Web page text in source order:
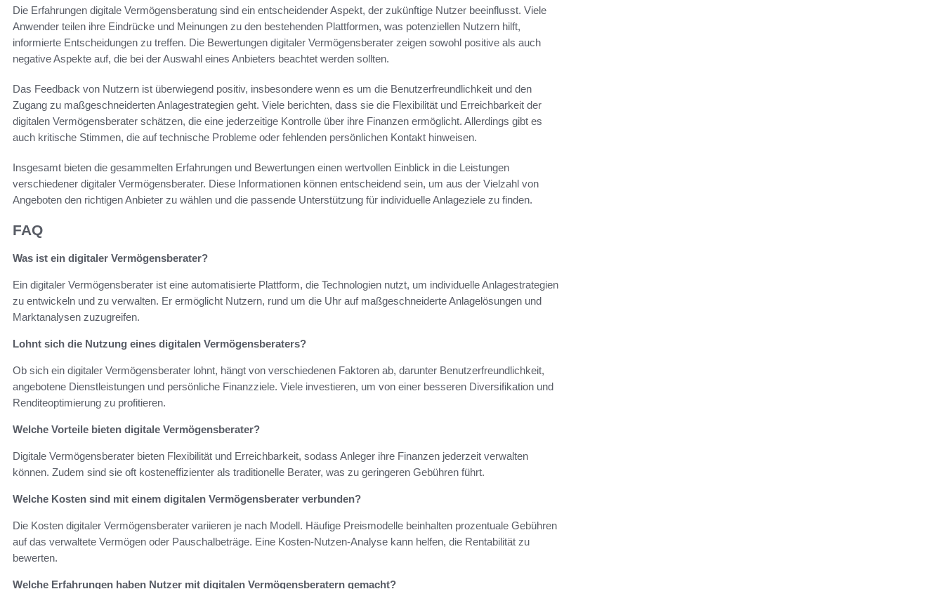
Die Erfahrungen digitale Vermögensberatung sind ein entscheidender Aspekt, der zukünftige Nutzer beeinflusst. Viele
Anwender teilen ihre Eindrücke und Meinungen zu den bestehenden Plattformen, was potenziellen Nutzern hilft,
informierte Entscheidungen zu treffen. Die Bewertungen digitaler Vermögensberater zeigen sowohl positive als auch
negative Aspekte auf, die bei der Auswahl eines Anbieters beachtet werden sollten.
Das Feedback von Nutzern ist überwiegend positiv, insbesondere wenn es um die Benutzerfreundlichkeit und den
Zugang zu maßgeschneiderten Anlagestrategien geht. Viele berichten, dass sie die Flexibilität und Erreichbarkeit der
digitalen Vermögensberater schätzen, die eine jederzeitige Kontrolle über ihre Finanzen ermöglicht. Allerdings gibt es
auch kritische Stimmen, die auf technische Probleme oder fehlenden persönlichen Kontakt hinweisen.
Insgesamt bieten die gesammelten Erfahrungen und Bewertungen einen wertvollen Einblick in die Leistungen
verschiedener digitaler Vermögensberater. Diese Informationen können entscheidend sein, um aus der Vielzahl von
Angeboten den richtigen Anbieter zu wählen und die passende Unterstützung für individuelle Anlageziele zu finden.
FAQ
Was ist ein digitaler Vermögensberater?
Ein digitaler Vermögensberater ist eine automatisierte Plattform, die Technologien nutzt, um individuelle Anlagestrategien
zu entwickeln und zu verwalten. Er ermöglicht Nutzern, rund um die Uhr auf maßgeschneiderte Anlagelösungen und
Marktanalysen zuzugreifen.
Lohnt sich die Nutzung eines digitalen Vermögensberaters?
Ob sich ein digitaler Vermögensberater lohnt, hängt von verschiedenen Faktoren ab, darunter Benutzerfreundlichkeit,
angebotene Dienstleistungen und persönliche Finanzziele. Viele investieren, um von einer besseren Diversifikation und
Renditeoptimierung zu profitieren.
Welche Vorteile bieten digitale Vermögensberater?
Digitale Vermögensberater bieten Flexibilität und Erreichbarkeit, sodass Anleger ihre Finanzen jederzeit verwalten
können. Zudem sind sie oft kosteneffizienter als traditionelle Berater, was zu geringeren Gebühren führt.
Welche Kosten sind mit einem digitalen Vermögensberater verbunden?
Die Kosten digitaler Vermögensberater variieren je nach Modell. Häufige Preismodelle beinhalten prozentuale Gebühren
auf das verwaltete Vermögen oder Pauschalbeträge. Eine Kosten-Nutzen-Analyse kann helfen, die Rentabilität zu
bewerten.
Welche Erfahrungen haben Nutzer mit digitalen Vermögensberatern gemacht?